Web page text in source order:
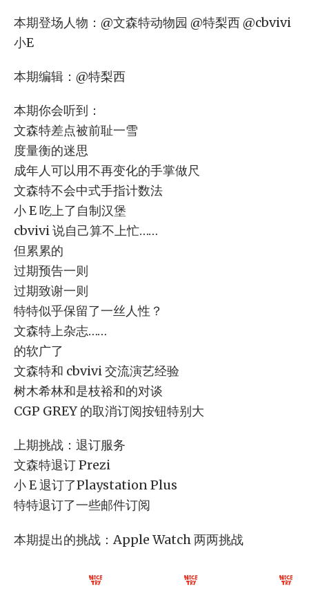
本期登场人物：@文森特动物园 @特梨西 @cbvivi
小E
本期编辑：@特梨西
本期你会听到：
文森特差点被前耻一雪
度量衡的迷思
成年人可以用不再变化的手掌做尺
文森特不会中式手指计数法
小 E 吃上了自制汉堡
cbvivi 说自己算不上忙……
但累累的
过期预告一则
过期致谢一则
特特似乎保留了一丝人性？
文森特上杂志……
的软广了
文森特和 cbvivi 交流演艺经验
树木希林和是枝裕和的对谈
CGP GREY 的取消订阅按钮特别大
上期挑战：退订服务
文森特退订 Prezi
小 E 退订了Playstation Plus
特特退订了一些邮件订阅
本期提出的挑战：Apple Watch 两两挑战